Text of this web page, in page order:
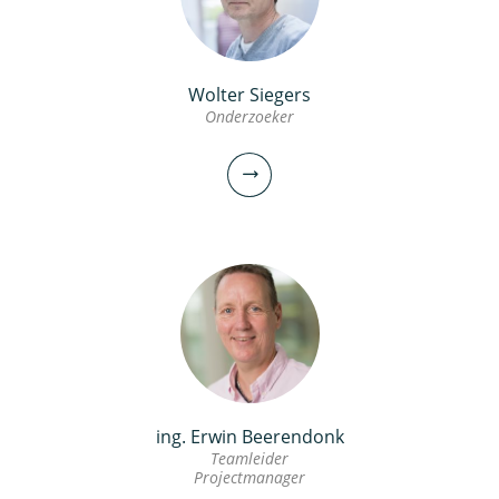
bekijk profiel
dr.ir. Martin Korevaar
martin.korevaar@kwrwater.nl
bekijk profiel
Wolter Siegers
Onderzoeker
Wolter Siegers
Onderzoeker
ing. Erwin Beerendonk
Teamleider
Projectmanager